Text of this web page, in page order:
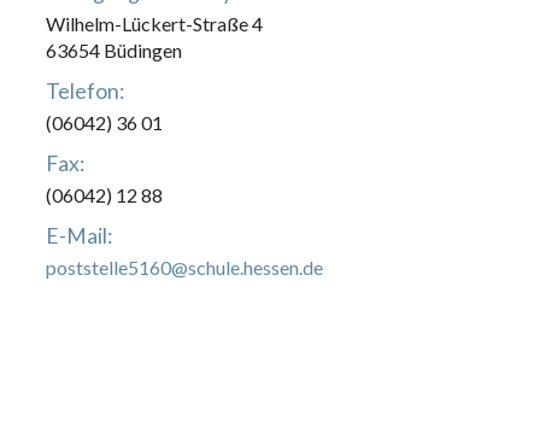
Wilhelm-Lückert-Straße 4
63654 Büdingen
Telefon:
(06042) 36 01
Fax:
(06042) 12 88
E-Mail:
poststelle5160@schule.hessen.de